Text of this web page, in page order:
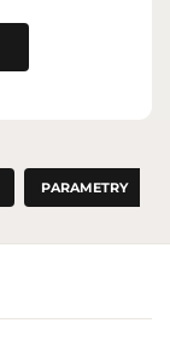
PARAMETRY